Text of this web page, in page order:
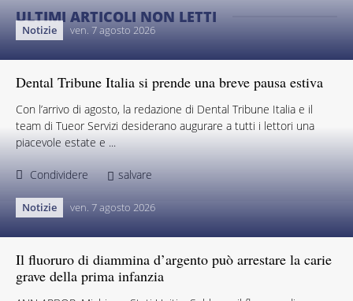
ULTIMI ARTICOLI NON LETTI
Notizie ven. 7 agosto 2026
Dental Tribune Italia si prende una breve pausa estiva
Con l’arrivo di agosto, la redazione di Dental Tribune Italia e il
team di Tueor Servizi desiderano augurare a tutti i lettori una
piacevole estate e ...
Condividere salvare
Notizie ven. 7 agosto 2026
Il fluoruro di diammina d’argento può arrestare la carie
grave della prima infanzia